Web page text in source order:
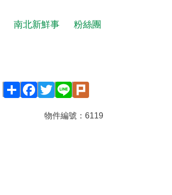
南北新鮮事 粉絲團
ShareFacebook
TwitterLine Plurk
物件編號： 6119